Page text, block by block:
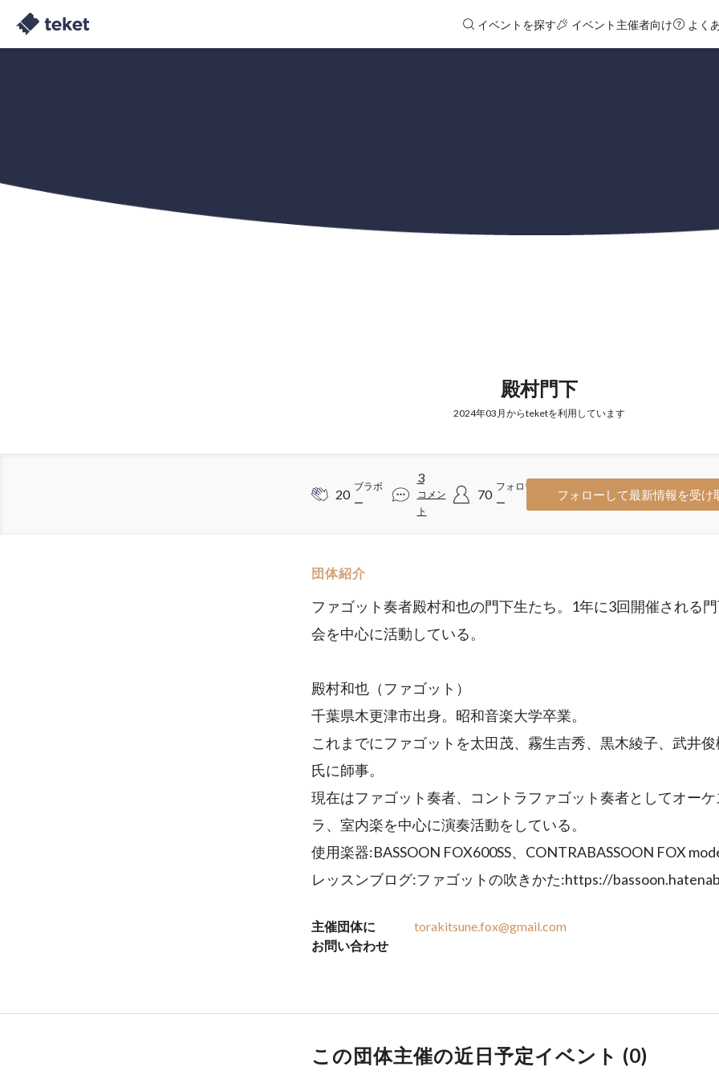
イベントを探す イベント主催者向け よく
殿村門下
2024年03月からteketを利用しています
20
ブラボ
ー
3
コメン
ト
70
フォロワ
ー
フォローして最新情報を受け
団体紹介
ファゴット奏者殿村和也の門下生たち。1年に3回開催される
会を中心に活動している。
殿村和也（ファゴット）
千葉県木更津市出身。昭和音楽大学卒業。
これまでにファゴットを太田茂、霧生吉秀、黒木綾子、武井
氏に師事。
現在はファゴット奏者、コントラファゴット奏者としてオー
ラ、室内楽を中心に演奏活動をしている。
使用楽器:BASSOON FOX600SS、CONTRABASSOON FOX
レッスンブログ:ファゴットの吹きかた:https://
主催団体に
お問い合わせ
torakitsune.fox@gmail.com
この団体主催の近日予定イベント (0)